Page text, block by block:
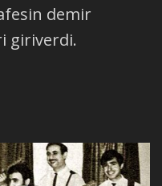
demir
giriverdi.